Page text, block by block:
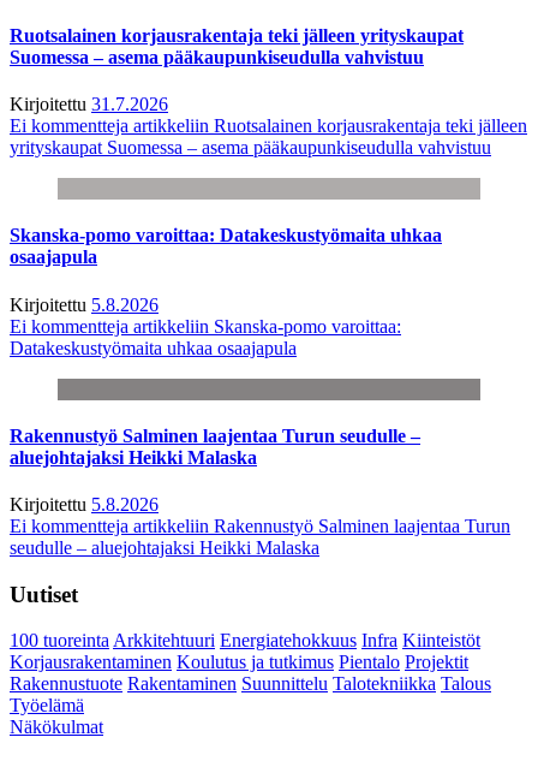
Ruotsalainen korjausrakentaja teki jälleen yrityskaupat
Suomessa – asema pääkaupunkiseudulla vahvistuu
Kirjoitettu 31.7.2026
Ei kommentteja artikkeliin Ruotsalainen korjausrakentaja teki jälleen
yrityskaupat Suomessa – asema pääkaupunkiseudulla vahvistuu
Skanska-pomo varoittaa: Datakeskustyömaita uhkaa
osaajapula
Kirjoitettu 5.8.2026
Ei kommentteja artikkeliin Skanska-pomo varoittaa:
Datakeskustyömaita uhkaa osaajapula
Rakennustyö Salminen laajentaa Turun seudulle –
aluejohtajaksi Heikki Malaska
Kirjoitettu 5.8.2026
Ei kommentteja artikkeliin Rakennustyö Salminen laajentaa Turun
seudulle – aluejohtajaksi Heikki Malaska
Uutiset
100 tuoreintaArkkitehtuuri Energiatehokkuus Infra Kiinteistöt
Korjausrakentaminen Koulutus ja tutkimus Pientalo Projektit
Rakennustuote Rakentaminen Suunnittelu Talotekniikka Talous
Työelämä
Näkökulmat